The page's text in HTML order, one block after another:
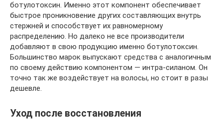
ботулотоксин. Именно этот компонент обеспечивает
быстрое проникновение других составляющих внутрь
стержней и способствует их равномерному
распределению. Но далеко не все производители
добавляют в свою продукцию именно ботулотоксин.
Большинство марок выпускают средства с аналогичным
по своему действию компонентом — интра-силаном. Он
точно так же воздействует на волосы, но стоит в разы
дешевле.
Уход после восстановления